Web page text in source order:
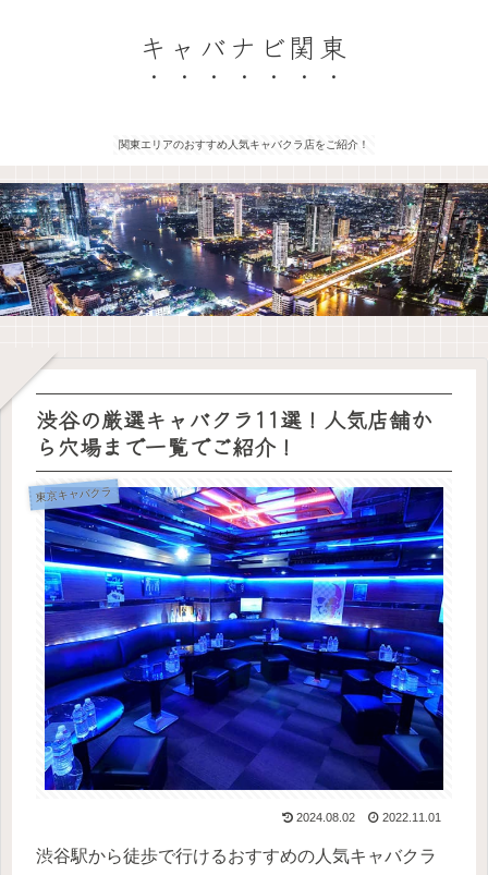
キャバナビ関東
関東エリアのおすすめ人気キャバクラ店をご紹介！
渋谷の厳選キャバクラ11選！人気店舗か
ら穴場まで一覧でご紹介！
東京キャバクラ
2024.08.02 2022.11.01
渋谷駅から徒歩で行けるおすすめの人気キャバクラ